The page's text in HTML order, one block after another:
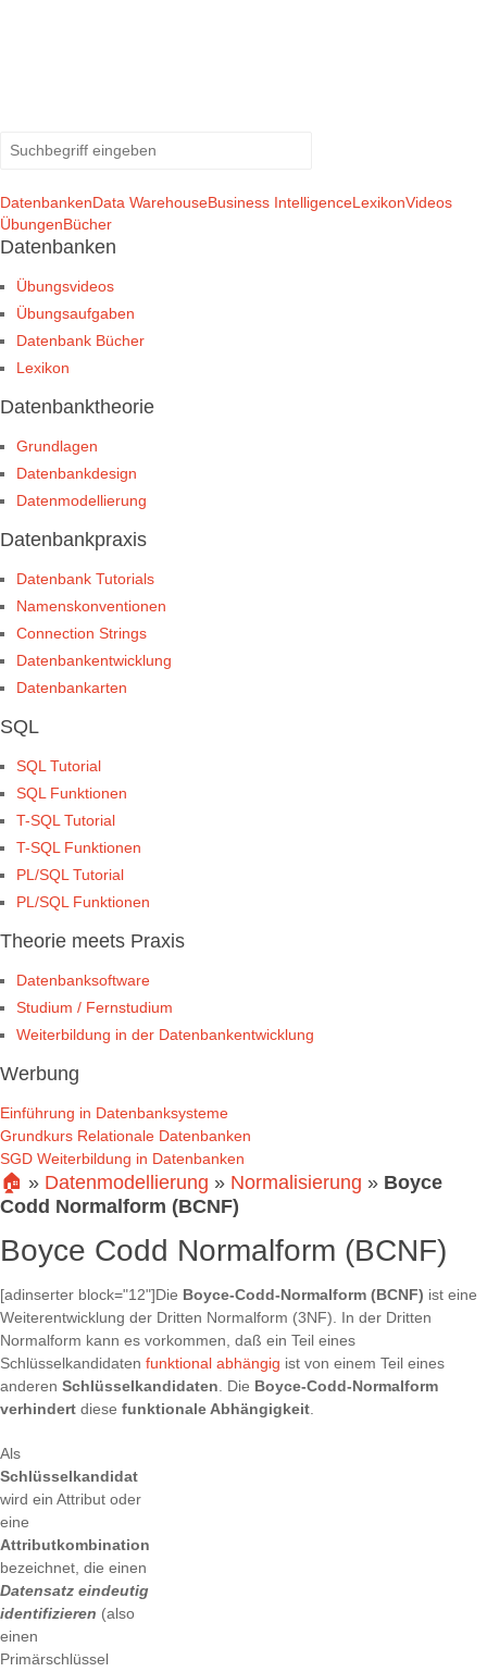
DatenbankenData WarehouseBusiness IntelligenceLexikonVideos
ÜbungenBücher
Datenbanken
Übungsvideos
Übungsaufgaben
Datenbank Bücher
Lexikon
Datenbanktheorie
Grundlagen
Datenbankdesign
Datenmodellierung
Datenbankpraxis
Datenbank Tutorials
Namenskonventionen
Connection Strings
Datenbankentwicklung
Datenbankarten
SQL
SQL Tutorial
SQL Funktionen
T-SQL Tutorial
T-SQL Funktionen
PL/SQL Tutorial
PL/SQL Funktionen
Theorie meets Praxis
Datenbanksoftware
Studium / Fernstudium
Weiterbildung in der Datenbankentwicklung
Werbung
Einführung in Datenbanksysteme
Grundkurs Relationale Datenbanken
SGD Weiterbildung in Datenbanken
🏠 » Datenmodellierung » Normalisierung » Boyce
Codd Normalform (BCNF)
Boyce Codd Normalform (BCNF)
[adinserter block="12"]Die Boyce-Codd-Normalform (BCNF) ist eine
Weiterentwicklung der Dritten Normalform (3NF). In der Dritten
Normalform kann es vorkommen, daß ein Teil eines
Schlüsselkandidaten funktional abhängig ist von einem Teil eines
anderen Schlüsselkandidaten . Die Boyce-Codd-Normalform
verhindert diese funktionale Abhängigkeit
Als
Schlüsselkandidat
wird ein Attribut oder
eine
Attributkombination
bezeichnet, die einen
Datensatz eindeutig
identifizieren (also
einen
Primärschlüssel